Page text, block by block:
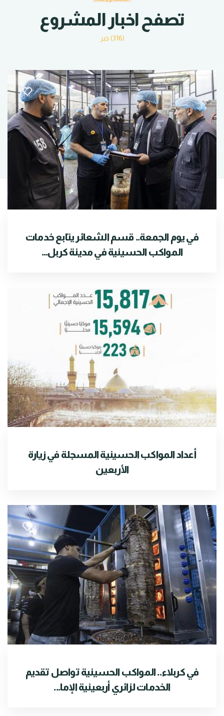
تصفح اخبار المشروع
(316) خبر
في يوم الجمعة.. قسم الشعائر يتابع خدمات
المواكب الحسينية في مدينة كربل...
أعداد المواكب الحسينية المسجلة في زيارة
الأربعين
في كربلاء.. المواكب الحسينية تواصل تقديم
الخدمات لزائري أربعينية الإما...